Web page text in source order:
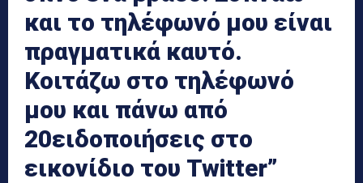
και το τηλέφωνό μου είναι
πραγματικά καυτό.
Κοιτάζω στο τηλέφωνό
μου και πάνω από
20ειδοποιήσεις στο
εικονίδιο του Twitter”